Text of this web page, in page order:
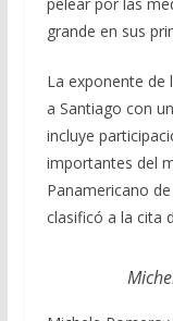
grande en sus
La exponente de
a Santiago con
incluye
importantes del
Panamericano
clasificó a la cita